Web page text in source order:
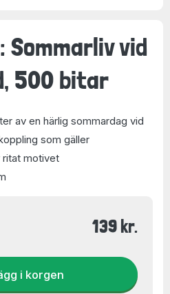
Sommarliv vid
500 bitar
av en härlig sommardag vid
som gäller
ritat motivet
139 kr.
i korgen